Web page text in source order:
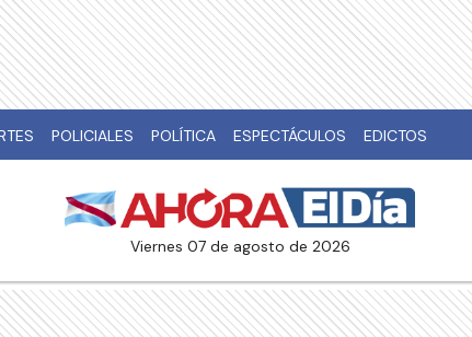
POLICIALES POLÍTICA ESPECTÁCULOS EDICTOS
viernes 07 de agosto de 2026